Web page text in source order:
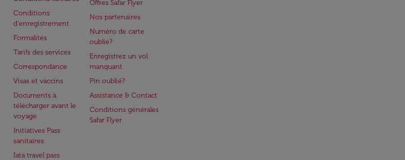
Conditions
d'enregistrement
Formalités
Tarifs des services
Correspondance
Visas et vaccins
Documents à
télécharger avant le
voyage
Initiatives Pass
sanitaires
Iata travel pass
Offres Safar Flyer
Nos partenaires
Numéro de carte
oublié?
Enregistrez un vol
manquant
Pin oublié?
Assistance & Contact
Conditions générales
Safar Flyer